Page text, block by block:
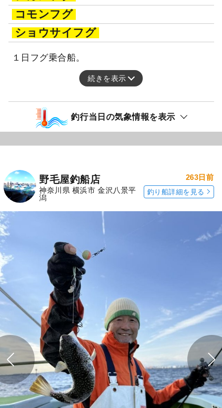
コモンフグ
ショウサイフグ
１日フグ乗合船。
続きを表示
釣行当日の気象情報を表示
野毛屋釣船店
神奈川県 横浜市 金沢八景平
潟
263日前
釣り船詳細を見る